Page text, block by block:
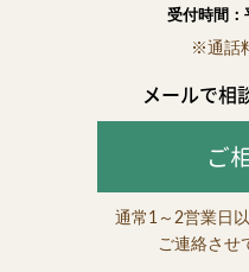
受付時間
※通話
メールで相
ご
通常1～2営業日
ご連絡させ